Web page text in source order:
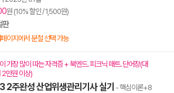
원 (10% 할인 / 1,500원)
판
이지에서 분철 선택 가능
가장 많이 따는 자격증 + 북엔드. 피크닉 매트. 단어장(대
2만원 이상)
2주완성 산업위생관리기사 실기 - 핵심이론+8